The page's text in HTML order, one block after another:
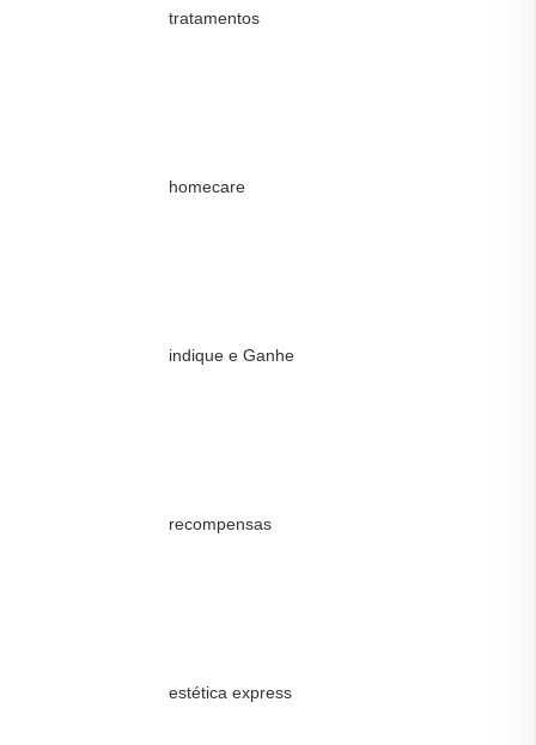
tratamentos
homecare
indique e Ganhe
recompensas
estética express